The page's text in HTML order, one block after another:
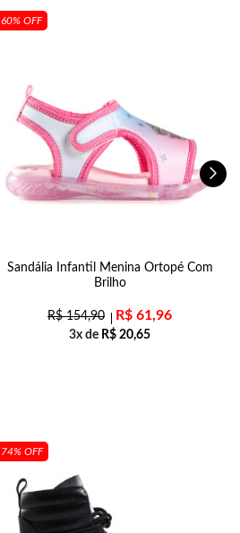
60% OFF
Sandália Infantil Menina Ortopé Com
Brilho
R$154,90 R$ 61,96
3x de R$ 20,65
74% OFF